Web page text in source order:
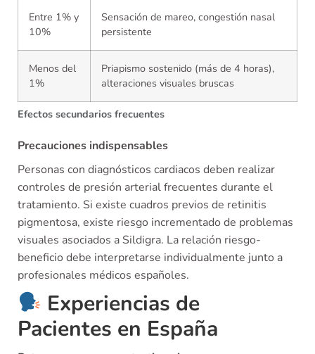
Efectos secundarios frecuentes
Entre 1% y
10%
Sensación de mareo, congestión nasal
persistente
Menos del
1%
Priapismo sostenido (más de 4 horas),
alteraciones visuales bruscas
Precauciones indispensables
Personas con diagnósticos cardiacos deben realizar
controles de presión arterial frecuentes durante el
tratamiento. Si existe cuadros previos de retinitis
pigmentosa, existe riesgo incrementado de problemas
visuales asociados a Sildigra. La relación riesgo-
beneficio debe interpretarse individualmente junto a
profesionales médicos españoles.
Experiencias de
Pacientes en España